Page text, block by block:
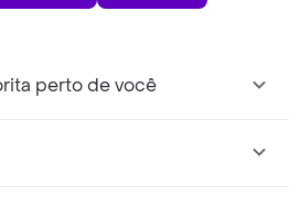
perto de você